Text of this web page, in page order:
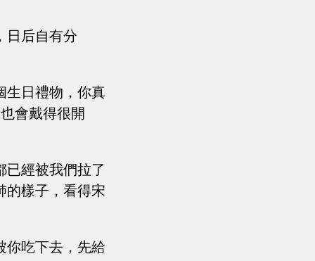
日后自有分
生日禮物，你真
會戴得很開
已經被我們拉了
的樣子，看得宋
你吃下去，先給